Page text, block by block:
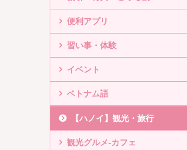
便利アプリ
習い事・体験
イベント
ベトナム語
【ハノイ】観光・旅行
観光グルメ-カフェ